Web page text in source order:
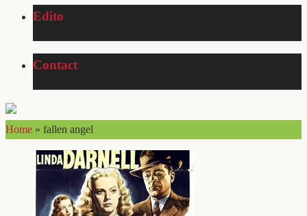
Edito
Contact
Home » fallen angel